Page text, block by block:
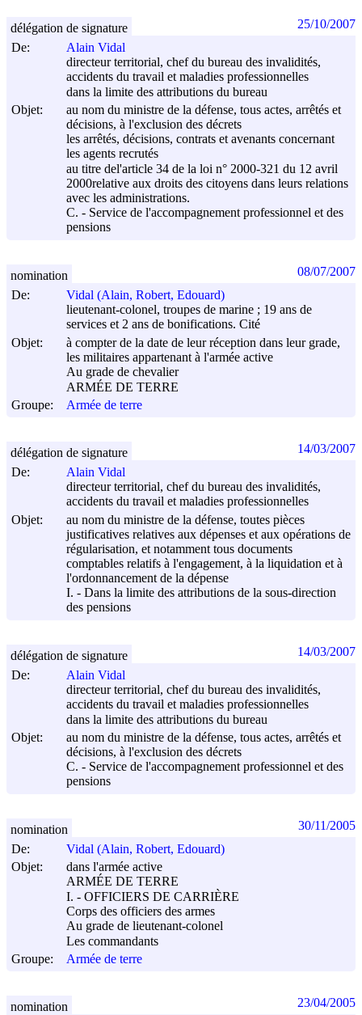
De:
Alain Vidal
directeur territorial, chef du bureau des invalidités,
accidents du travail et maladies professionnelles
dans la limite des attributions du bureau
Objet:
au nom du ministre de la défense, tous actes, arrêtés et
décisions, à l'exclusion des décrets
les arrêtés, décisions, contrats et avenants concernant
les agents recrutés
au titre del'article 34 de la loi n° 2000-321 du 12 avril
2000relative aux droits des citoyens dans leurs relations
avec les administrations.
C. - Service de l'accompagnement professionnel et des
pensions
délégation de signature 25/10/2007
De:
Vidal (Alain, Robert, Edouard)
lieutenant-colonel, troupes de marine ; 19 ans de
services et 2 ans de bonifications. Cité
Objet:
à compter de la date de leur réception dans leur grade,
les militaires appartenant à l'armée active
Au grade de chevalier
ARMÉE DE TERRE
Groupe:
Armée de terre
nomination 08/07/2007
De:
Alain Vidal
directeur territorial, chef du bureau des invalidités,
accidents du travail et maladies professionnelles
Objet:
au nom du ministre de la défense, toutes pièces
justificatives relatives aux dépenses et aux opérations de
régularisation, et notamment tous documents
comptables relatifs à l'engagement, à la liquidation et à
l'ordonnancement de la dépense
I. - Dans la limite des attributions de la sous-direction
des pensions
délégation de signature 14/03/2007
De:
Alain Vidal
directeur territorial, chef du bureau des invalidités,
accidents du travail et maladies professionnelles
dans la limite des attributions du bureau
Objet:
au nom du ministre de la défense, tous actes, arrêtés et
décisions, à l'exclusion des décrets
C. - Service de l'accompagnement professionnel et des
pensions
délégation de signature 14/03/2007
De:
Vidal (Alain, Robert, Edouard)
Objet:
dans l'armée active
ARMÉE DE TERRE
I. - OFFICIERS DE CARRIÈRE
Corps des officiers des armes
Au grade de lieutenant-colonel
Les commandants
Groupe:
Armée de terre
nomination 30/11/2005
nomination 23/04/2005